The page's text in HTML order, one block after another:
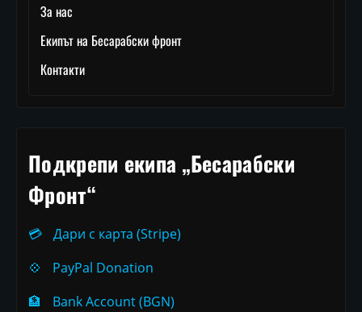
За нас
Екипът на Бесарабски фронт
Контакти
Подкрепи екипа „Бесарабски
Фронт“
💳
Дари с карта (Stripe)
💠
PayPal Donation
🏦
Bank Account (BGN)